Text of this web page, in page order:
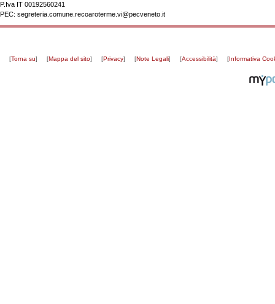
P.Iva IT 00192560241
PEC: segreteria.comune.recoaroterme.vi@pecveneto.it
[Torna su] [Mappa del sito] [Privacy] [Note Legali] [Accessibilità] [Informativa